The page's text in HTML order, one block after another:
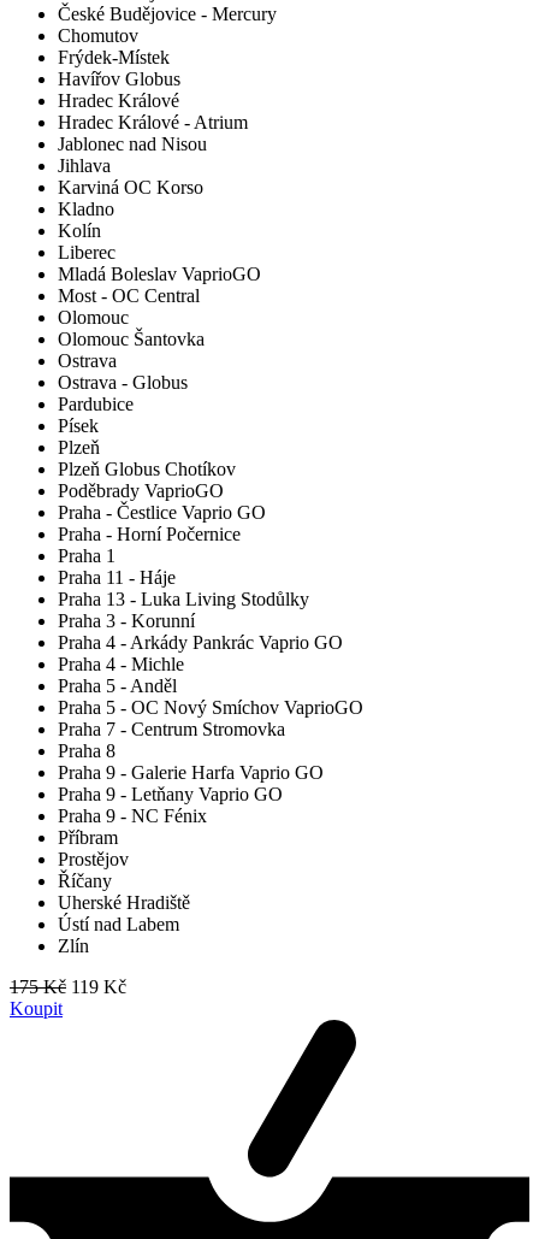
České Budějovice - Mercury
Chomutov
Frýdek-Místek
Havířov Globus
Hradec Králové
Hradec Králové - Atrium
Jablonec nad Nisou
Jihlava
Karviná OC Korso
Kladno
Kolín
Liberec
Mladá Boleslav VaprioGO
Most - OC Central
Olomouc
Olomouc Šantovka
Ostrava
Ostrava - Globus
Pardubice
Písek
Plzeň
Plzeň Globus Chotíkov
Poděbrady VaprioGO
Praha - Čestlice Vaprio GO
Praha - Horní Počernice
Praha 1
Praha 11 - Háje
Praha 13 - Luka Living Stodůlky
Praha 3 - Korunní
Praha 4 - Arkády Pankrác Vaprio GO
Praha 4 - Michle
Praha 5 - Anděl
Praha 5 - OC Nový Smíchov VaprioGO
Praha 7 - Centrum Stromovka
Praha 8
Praha 9 - Galerie Harfa Vaprio GO
Praha 9 - Letňany Vaprio GO
Praha 9 - NC Fénix
Příbram
Prostějov
Říčany
Uherské Hradiště
Ústí nad Labem
Zlín
175 Kč 119 Kč
Koupit